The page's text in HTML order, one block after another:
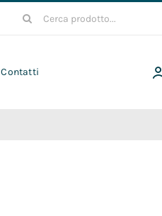
Cerca
Contatti